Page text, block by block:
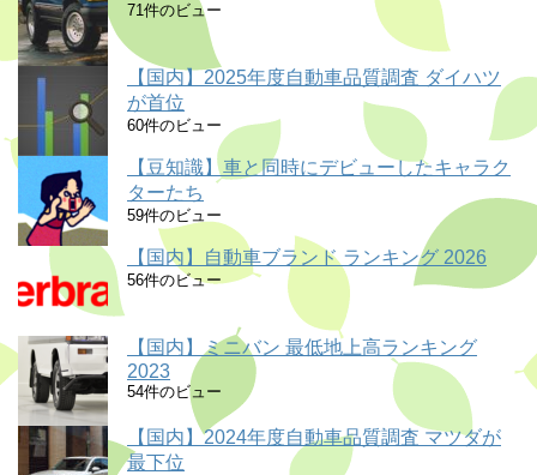
71件のビュー
【国内】2025年度自動車品質調査 ダイハツ
が首位
60件のビュー
【豆知識】車と同時にデビューしたキャラク
ターたち
59件のビュー
【国内】自動車ブランド ランキング 2026
56件のビュー
【国内】ミニバン 最低地上高ランキング
2023
54件のビュー
【国内】2024年度自動車品質調査 マツダが
最下位